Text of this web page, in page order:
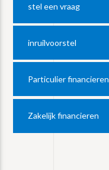
stel een vraag
inruilvoorstel
Particulier financieren
Zakelijk financieren